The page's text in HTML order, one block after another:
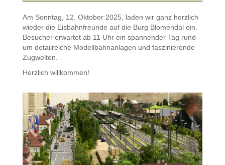
Am Sonntag, 12. Oktober 2025, laden wir ganz herzlich
wieder die Eisbahnfreunde auf die Burg Blomendal ein.
Besucher erwartet ab 11 Uhr ein spannender Tag rund
um detailreiche Modellbahnanlagen und faszinierende
Zugwelten.
Herzlich willkommen!